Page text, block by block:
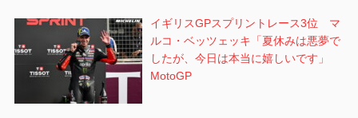
イギリスGPスプリントレース3位 マ
ルコ・ベッツェッキ「夏休みは悪夢で
したが、今日は本当に嬉しいです」
MotoGP